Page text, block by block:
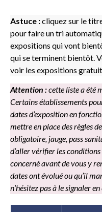
Astuce :cliquez sur le
pour faire un tri
expositions qui vont
qui se terminent bientôt.
voir les expositions
Attention :cette liste a été
Certains établissements
dates d’exposition en
mettre en place des règles
obligatoire, jauge, pass
d’aller vérifier les
concerné avant de vous y
dates ont évolué ou qu’il
n’hésitez pas à le signaler